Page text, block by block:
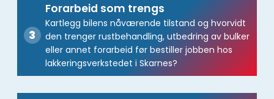
Forarbeid som trengs
Kartlegg bilens nåværende tilstand og hvorvidt
den trenger rustbehandling, utbedring av bulker
eller annet forarbeid før bestiller jobben hos
lakkeringsverkstedet i Skarnes?